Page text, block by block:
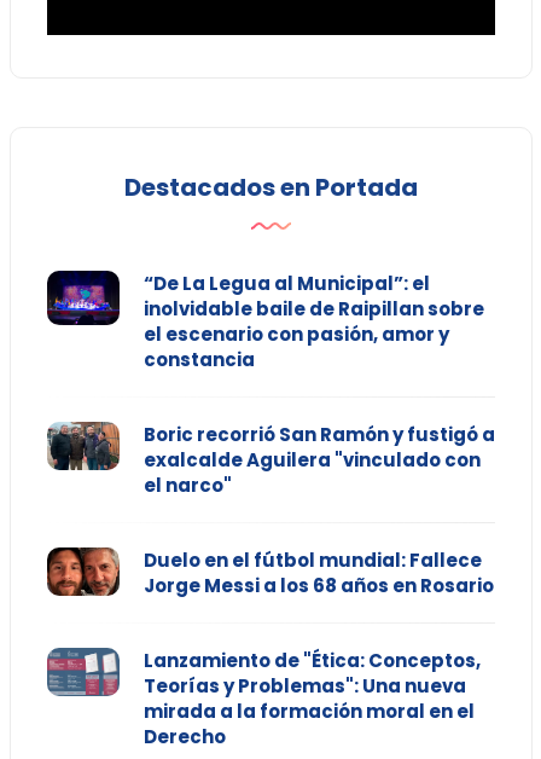
Destacados en Portada
“De La Legua al Municipal”: el
inolvidable baile de Raipillan sobre
el escenario con pasión, amor y
constancia
Boric recorrió San Ramón y fustigó a
exalcalde Aguilera "vinculado con
el narco"
Duelo en el fútbol mundial: Fallece
Jorge Messi a los 68 años en Rosario
Lanzamiento de "Ética: Conceptos,
Teorías y Problemas": Una nueva
mirada a la formación moral en el
Derecho